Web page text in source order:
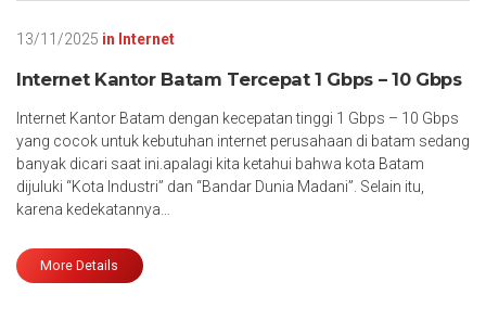
13/11/2025 in Internet
Internet Kantor Batam Tercepat 1 Gbps – 10 Gbps
Internet Kantor Batam dengan kecepatan tinggi 1 Gbps – 10 Gbps
yang cocok untuk kebutuhan internet perusahaan di batam sedang
banyak dicari saat ini.apalagi kita ketahui bahwa kota Batam
dijuluki “Kota Industri” dan “Bandar Dunia Madani”. Selain itu,
karena kedekatannya…
More Details